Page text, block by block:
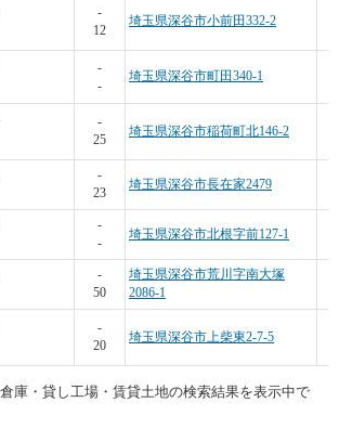
-
12
埼玉県深谷市小前田332-2
-
-
埼玉県深谷市町田340-1
-
25
埼玉県深谷市稲荷町北146-2
-
23
埼玉県深谷市長在家2479
-
-
埼玉県深谷市北根字前127-1
-
50
埼玉県深谷市荒川字南大塚
2086-1
-
20
埼玉県深谷市上柴東2-7-5
庫・貸し工場・賃貸土地の検索結果を表示中で